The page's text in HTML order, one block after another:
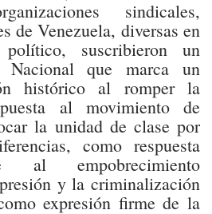
sindicales,
de Venezuela, diversas en
suscribieron un
Nacional que marca un
histórico al romper la
al movimiento de
la unidad de clase por
como respuesta
al empobrecimiento
y la criminalización
expresión firme de la